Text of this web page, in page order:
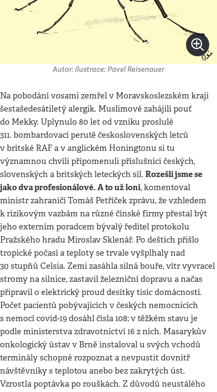
Autor: ilustrace: Pavel Reisenauer
Na pobodání vosami zemřel v Moravskoslezském kraji
šestašedesátiletý alergik. Muslimové zahájili pouť
do Mekky. Uplynulo 80 let od vzniku proslulé
311. bombardovací perutě československých letců
v britské RAF a v anglickém Honingtonu si tu
významnou chvíli připomenuli příslušníci českých,
slovenských a britských leteckých sil. Rozešli jsme se
jako dva profesionálové. A to už loni, komentoval
ministr zahraničí Tomáš Petříček zprávu, že vzhledem
k rizikovým vazbám na různé čínské firmy přestal být
jeho externím poradcem bývalý ředitel protokolu
Pražského hradu Miroslav Sklenář. Po deštích přišlo
tropické počasí a teploty se trvale vyšplhaly nad
30 stupňů Celsia. Zemi zasáhla silná bouře, vítr vyvracel
stromy na silnice, zastavil železniční dopravu a načas
připravil o elektrický proud desítky tisíc domácností.
Počet pacientů pobývajících v českých nemocnicích
s nemocí covid-19 dosáhl čísla 108; v těžkém stavu je
podle ministerstva zdravotnictví 16 z nich. Masarykův
onkologický ústav v Brně instaloval u svých vchodů
terminály schopné rozpoznat a nevpustit dovnitř
návštěvníky s teplotou anebo bez zakrytých úst.
Vzrostla poptávka po rouškách. Z důvodů neustálého